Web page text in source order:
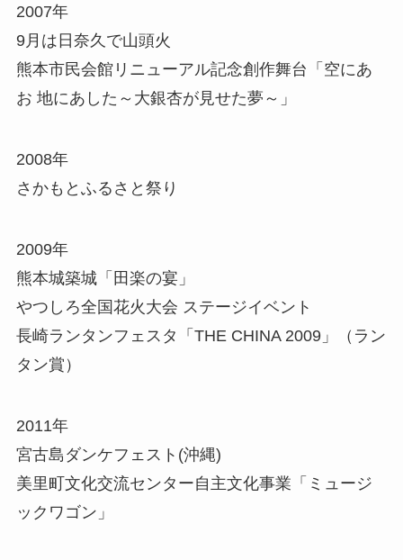
2007年
9月は日奈久で山頭火
熊本市民会館リニューアル記念創作舞台「空にあ
お 地にあした～大銀杏が見せた夢～」
2008年
さかもとふるさと祭り
2009年
熊本城築城「田楽の宴」
やつしろ全国花火大会 ステージイベント
長崎ランタンフェスタ「THE CHINA 2009」（ラン
タン賞）
2011年
宮古島ダンケフェスト(沖縄)
美里町文化交流センター自主文化事業「ミュージ
ックワゴン」